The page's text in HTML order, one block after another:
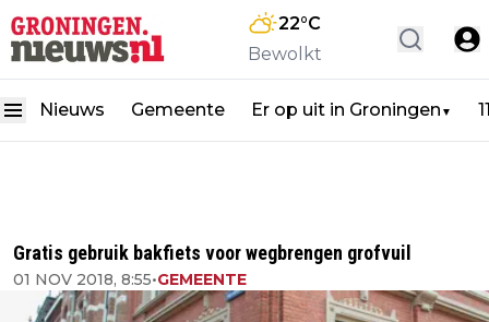
22°C
Bewolkt
Nieuws Gemeente Er op uit in Groningen ▼
Gratis gebruik bakfiets voor wegbrengen grofvuil
01 NOV 2018, 8:55•GEMEENTE